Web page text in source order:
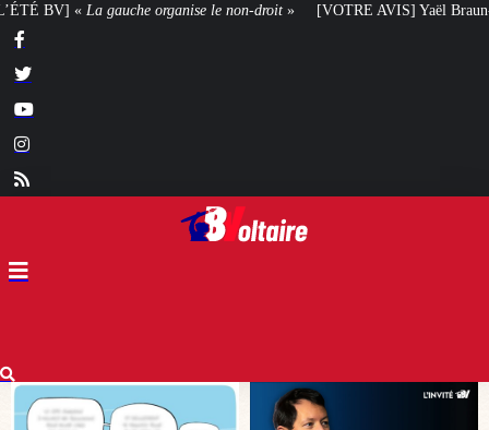
le non-droit» [VOTRE AVIS] Yaël Braun-Pivet doit-elle renoncer à